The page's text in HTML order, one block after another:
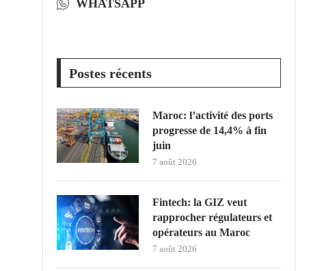
WHATSAPP
Postes récents
Maroc: l’activité des ports
progresse de 14,4% à fin
juin
7 août 2026
Fintech: la GIZ veut
rapprocher régulateurs et
opérateurs au Maroc
7 août 2026